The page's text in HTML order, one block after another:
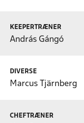
KEEPERTRÆNER
András Gángó
DIVERSE
Marcus Tjärnberg
CHEFTRÆNER